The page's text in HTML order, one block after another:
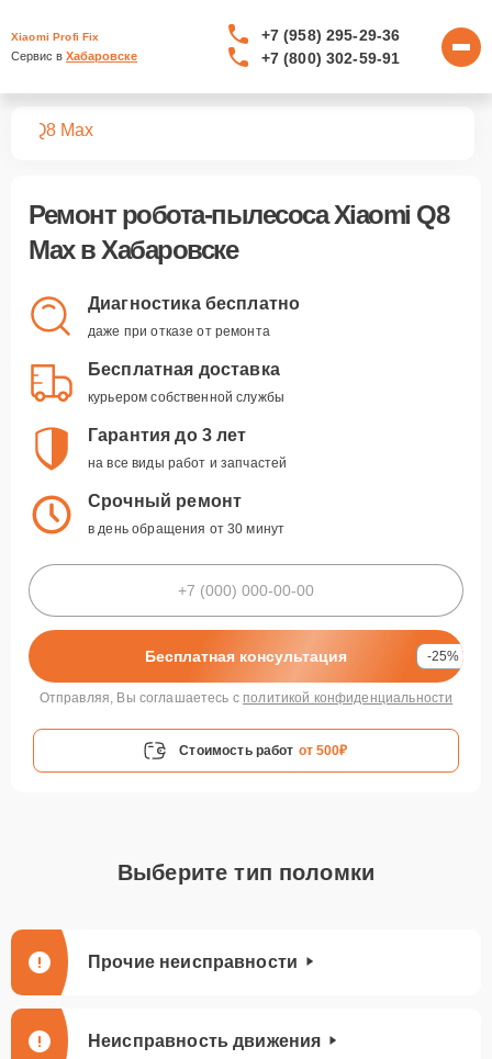
Xiaomi Profi Fix
Сервис в Хабаровске
+7 (958) 295-29-36
+7 (800) 302-59-91
Q8 Max
Ремонт робота-пылесоса Xiaomi Q8
Maxв Хабаровске
Диагностика бесплатно
даже при отказе от ремонта
Бесплатная доставка
курьером собственной службы
Гарантия до 3 лет
на все виды работ и запчастей
Срочный ремонт
в день обращения от 30 минут
Бесплатная консультация -25%
Отправляя, Вы соглашаетесь с политикой конфиденциальности
Стоимость работ от 500₽
Выберите тип поломки
Прочие неисправности
Неисправность движения